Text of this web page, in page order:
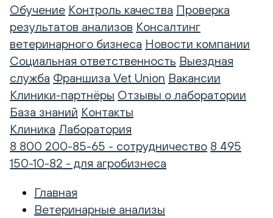
Обучение Контроль качества Проверка
результатов анализов Консалтинг
ветеринарного бизнеса Новости компании
Социальная ответственность Выездная
служба Франшиза Vet Union Вакансии
Клиники-партнёры Отзывы о лаборатории
База знаний Контакты
Клиника Лаборатория
8 800 200-85-65 - сотрудничество 8 495
150-10-82 - для агробизнеса
Главная
Ветеринарные анализы